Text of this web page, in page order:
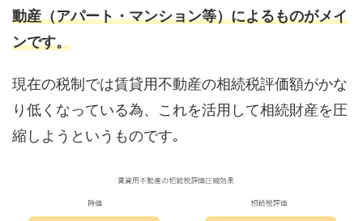
動産（アパート・マンション等）によるものがメイ
ンです。
現在の税制では賃貸用不動産の相続税評価額がかな
り低くなっている為、これを活用して相続財産を圧
縮しようというものです｡